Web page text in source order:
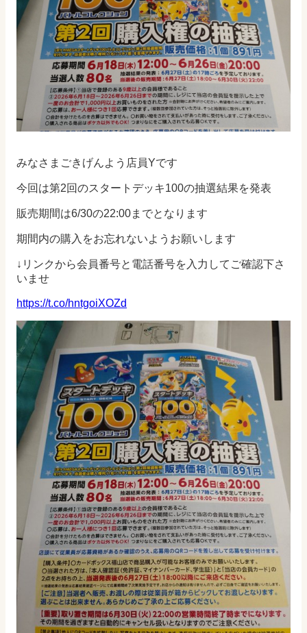
みなさまごきげんよう店員Yです
今回は第2回のスタートデッキ100の抽選結果を発表
販売期間は6/30の22:00までとなります
期間内の購入をお忘れないようお願いします
↓リンクから会員番号と電話番号を入力してご確認下さ
いませ
https://t.co/hntgoiXOZd